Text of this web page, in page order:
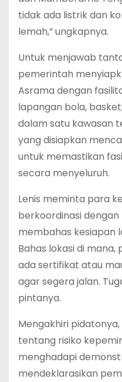
tidak ada listrik dan
lemah,” ungkapnya.
Untuk menjawab
pemerintah
Asrama dengan
lapangan bola,
dalam satu kawasan
yang disiapkan
untuk memastikan
secara menyeluruh.
Lenis meminta para
berkoordinasi
membahas kesiapan
Bahas lokasi di mana,
ada sertifikat atau
agar segera jalan.
pintanya.
Mengakhiri
tentang risiko
menghadapi
mendeklarasikan